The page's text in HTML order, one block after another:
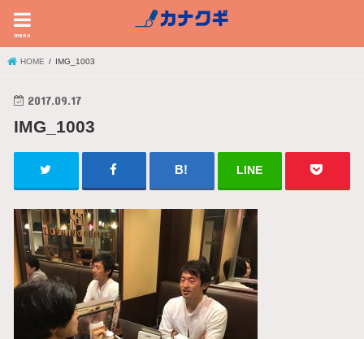
menu
HOME IMG_1003
2017.09.17
IMG_1003
LINE